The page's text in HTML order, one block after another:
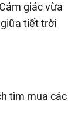
giác vừa
tiết trời
tìm mua các